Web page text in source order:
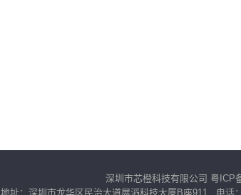
深圳市芯橙科技有限公司 粤ICP
地址：深圳市龙华区民治大道展滔科技大厦B座911 电话